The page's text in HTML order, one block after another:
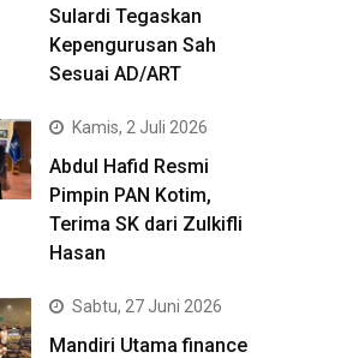
Sulardi Tegaskan
Kepengurusan Sah
Sesuai AD/ART
Kamis, 2 Juli 2026
Abdul Hafid Resmi
Pimpin PAN Kotim,
Terima SK dari Zulkifli
Hasan
Sabtu, 27 Juni 2026
Mandiri Utama finance